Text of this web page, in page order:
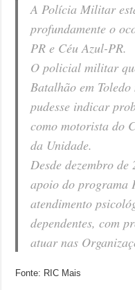
A Polícia Militar
profundamente o
PR e Céu Azul-PR.
O policial militar
Batalhão em
pudesse indicar
como motorista do
da Unidade.
Desde dezembro
apoio do programa
atendimento
dependentes, com
atuar nas
Fonte: RIC Mais